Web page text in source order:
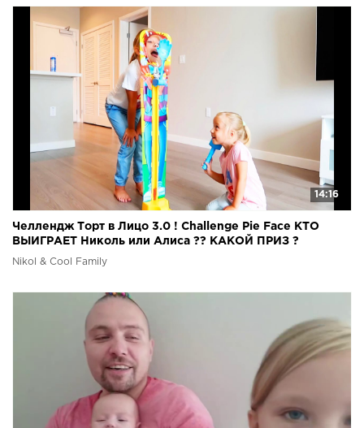
14:16
Челлендж Торт в Лицо 3.0 ! Challenge Pie Face КТО
ВЫИГРАЕТ Николь или Алиса ?? КАКОЙ ПРИЗ ?
челендж
Nikol & Cool Family